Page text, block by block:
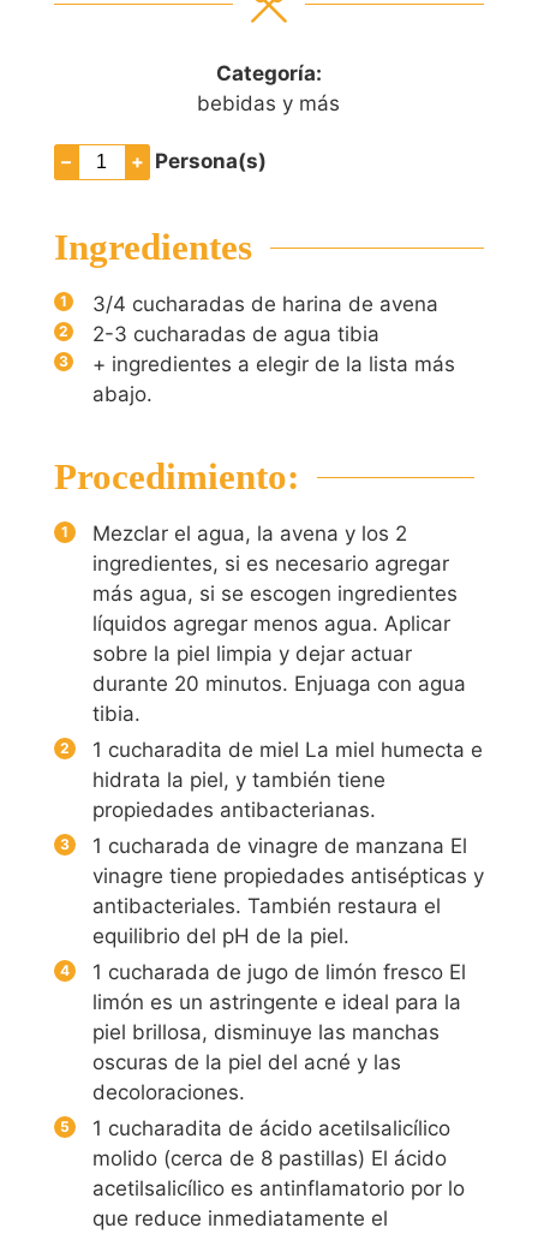
Categoría:
bebidas y más
– + Persona(s)
Ingredientes
3/4 cucharadas de harina de avena
2-3 cucharadas de agua tibia
+ ingredientes a elegir de la lista más
abajo.
Procedimiento:
Mezclar el agua, la avena y los 2
ingredientes, si es necesario agregar
más agua, si se escogen ingredientes
líquidos agregar menos agua. Aplicar
sobre la piel limpia y dejar actuar
durante 20 minutos. Enjuaga con agua
tibia.
1 cucharadita de miel La miel humecta e
hidrata la piel, y también tiene
propiedades antibacterianas.
1 cucharada de vinagre de manzana El
vinagre tiene propiedades antisépticas y
antibacteriales. También restaura el
equilibrio del pH de la piel.
1 cucharada de jugo de limón fresco El
limón es un astringente e ideal para la
piel brillosa, disminuye las manchas
oscuras de la piel del acné y las
decoloraciones.
1 cucharadita de ácido acetilsalicílico
molido (cerca de 8 pastillas) El ácido
acetilsalicílico es antinflamatorio por lo
que reduce inmediatamente el